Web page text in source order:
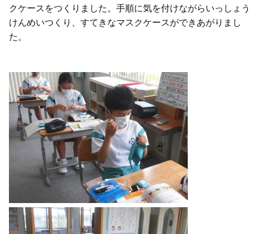
クケースをつくりました。手順に気を付けながらいっしょう
けんめいつくり、すてきなマスクケースができあがりまし
た。